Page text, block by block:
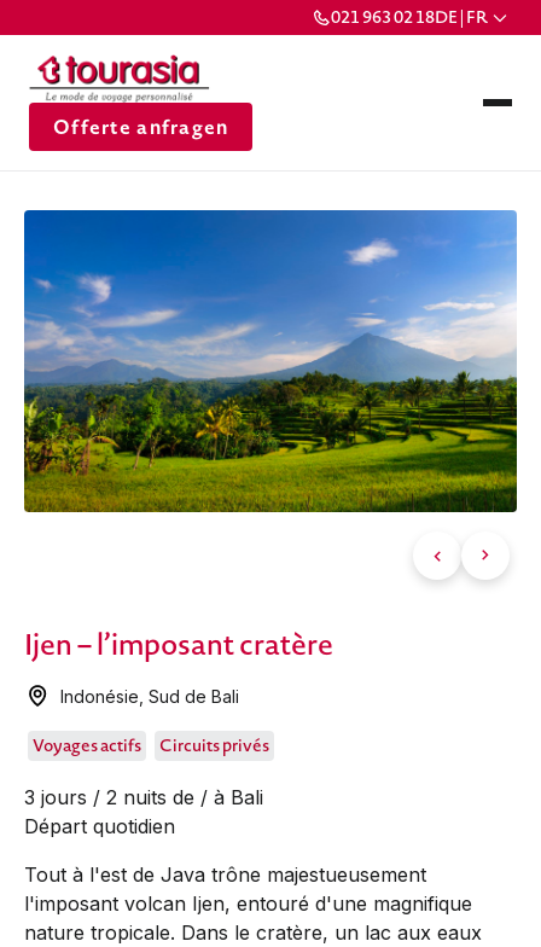
021 963 02 18DE | FR
Offerte anfragen
Ijen – l’imposant cratère
Indonésie ,Sud de Bali
Voyages actifs Circuits privés
3 jours / 2 nuits de / à Bali
Départ quotidien
Tout à l'est de Java trône majestueusement
l'imposant volcan Ijen, entouré d'une magnifique
nature tropicale. Dans le cratère, un lac aux eaux